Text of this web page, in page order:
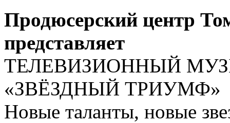
Продюсерский центр
представляет
ТЕЛЕВИЗИОННЫЙ
«ЗВЁЗДНЫЙ ТРИУМФ»
Новые таланты, новые